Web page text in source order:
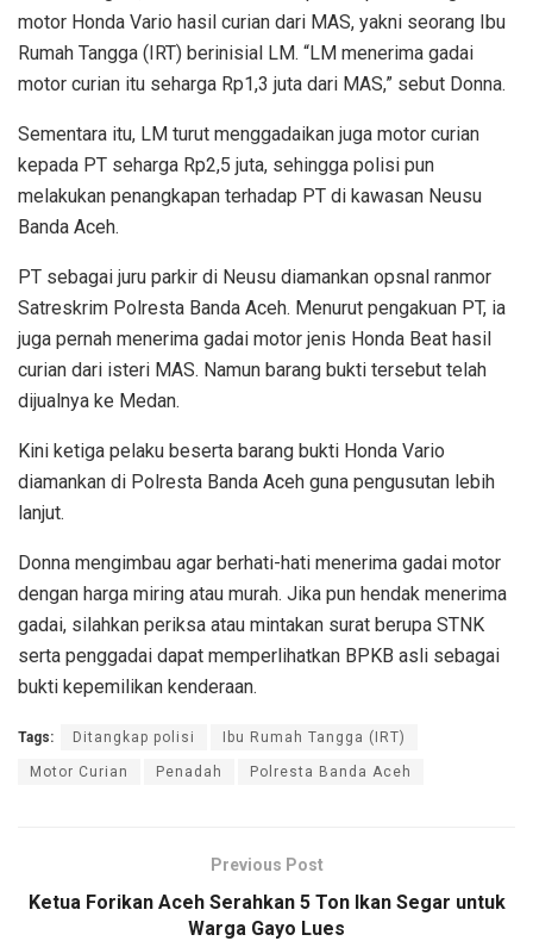
motor Honda Vario hasil curian dari MAS, yakni seorang Ibu
Rumah Tangga (IRT) berinisial LM. “LM menerima gadai
motor curian itu seharga Rp1,3 juta dari MAS,” sebut Donna.
Sementara itu, LM turut menggadaikan juga motor curian
kepada PT seharga Rp2,5 juta, sehingga polisi pun
melakukan penangkapan terhadap PT di kawasan Neusu
Banda Aceh.
PT sebagai juru parkir di Neusu diamankan opsnal ranmor
Satreskrim Polresta Banda Aceh. Menurut pengakuan PT, ia
juga pernah menerima gadai motor jenis Honda Beat hasil
curian dari isteri MAS. Namun barang bukti tersebut telah
dijualnya ke Medan.
Kini ketiga pelaku beserta barang bukti Honda Vario
diamankan di Polresta Banda Aceh guna pengusutan lebih
lanjut.
Donna mengimbau agar berhati-hati menerima gadai motor
dengan harga miring atau murah. Jika pun hendak menerima
gadai, silahkan periksa atau mintakan surat berupa STNK
serta penggadai dapat memperlihatkan BPKB asli sebagai
bukti kepemilikan kenderaan.
Tags: Ditangkap polisi Ibu Rumah Tangga (IRT)
Motor Curian Penadah Polresta Banda Aceh
Previous Post
Ketua Forikan Aceh Serahkan 5 Ton Ikan Segar untuk
Warga Gayo Lues